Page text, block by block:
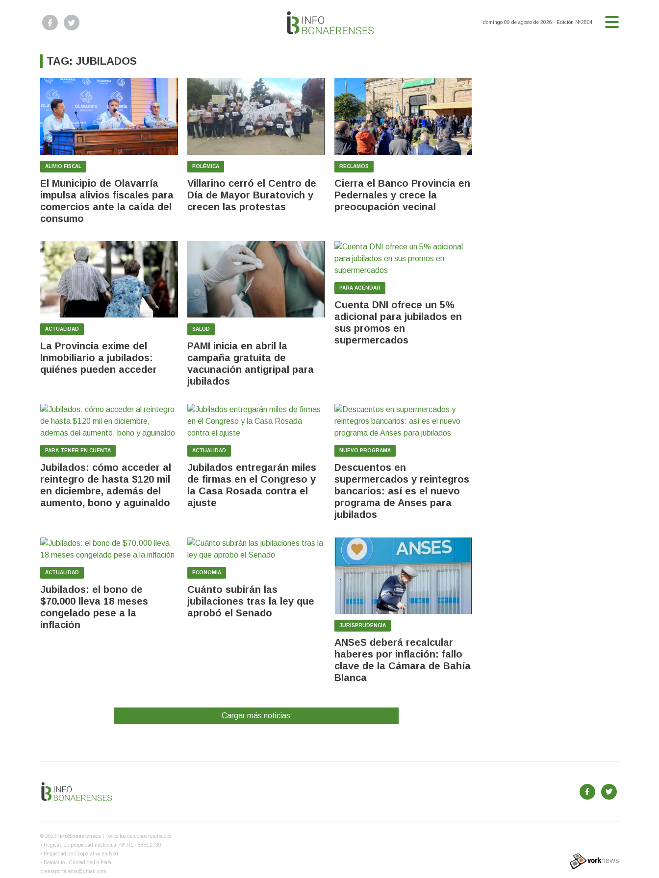
domingo 09 de agosto de 2026 - Edición Nº2804
TAG: JUBILADOS
ALIVIO FISCAL
El Municipio de Olavarría
impulsa alivios fiscales para
comercios ante la caída del
consumo
POLÉMICA
Villarino cerró el Centro de
Día de Mayor Buratovich y
crecen las protestas
RECLAMOS
Cierra el Banco Provincia en
Pedernales y crece la
preocupación vecinal
ACTUALIDAD
La Provincia exime del
Inmobiliario a jubilados:
quiénes pueden acceder
SALUD
PAMI inicia en abril la
campaña gratuita de
vacunación antigripal para
jubilados
PARA AGENDAR
Cuenta DNI ofrece un 5%
adicional para jubilados en
sus promos en
supermercados
PARA TENER EN CUENTA
Jubilados: cómo acceder al
reintegro de hasta $120 mil
en diciembre, además del
aumento, bono y aguinaldo
ACTUALIDAD
Jubilados entregarán miles
de firmas en el Congreso y
la Casa Rosada contra el
ajuste
NUEVO PROGRAMA
Descuentos en
supermercados y reintegros
bancarios: así es el nuevo
programa de Anses para
jubilados
ACTUALIDAD
Jubilados: el bono de
$70.000 lleva 18 meses
congelado pese a la
inflación
ECONOMIA
Cuánto subirán las
jubilaciones tras la ley que
aprobó el Senado
JURISPRUDENCIA
ANSeS deberá recalcular
haberes por inflación: fallo
clave de la Cámara de Bahía
Blanca
Cargar más noticias
© 2023 InfoBonaerenses
| Todos los derechos reservados
• Registro de propiedad intelectual Nº RL - 88812730
• Propiedad de Cooperativa en Red
• Domicilio - Ciudad de La Plata
prensaportalesba@gmail.com